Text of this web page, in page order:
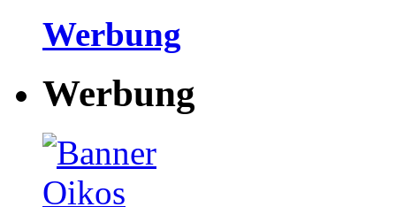
Werbung
Werbung